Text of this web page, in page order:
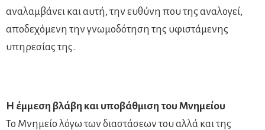
αναλαμβάνει και αυτή, την ευθύνη που της αναλογεί,
αποδεχόμενη την γνωμοδότηση της υφιστάμενης
υπηρεσίας της.
Η έμμεση βλάβη και υποβάθμιση του Μνημείου
Το Μνημείο λόγω των διαστάσεων του αλλά και της